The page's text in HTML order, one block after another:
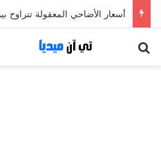
أسعار الأضاحي المعقولة تتراوح بين 1300 و1700